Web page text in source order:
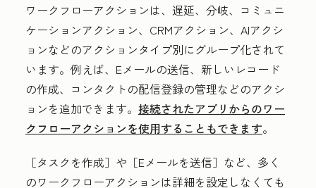
ワークフローアクションは、遅延、分岐、コミュニ
ケーションアクション、CRMアクション、AIアクシ
ョンなどのアクションタイプ別にグループ化されて
います。例えば、Eメールの送信、新しいレコード
の作成、コンタクトの配信登録の管理などのアクシ
ョンを追加できます。 接続されたアプリからのワー
クフローアクションを使用することもできます。
［タスクを作成］や ［Eメールを送信］など、多く
のワークフローアクションは詳細を設定しなくても